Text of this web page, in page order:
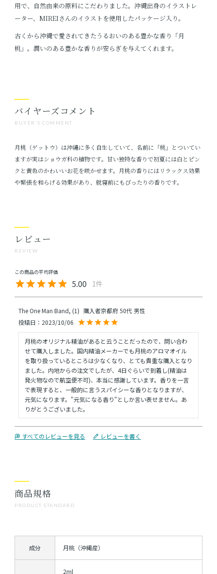
用で、自然由来の原料にこだわりました。沖縄出身のイラストレ
ーター、MIREIさんのイラストを使用したパッケージ入り。
古くから沖縄で愛されてきたうるおいのある豊かな香り「月
桃」。潤いのある豊かな香りが安らぎを与えてくれます。
BUYER'S COMMENT
バイヤーズコメント
月桃（ゲットウ）は沖縄に多く自生していて、名前に「桃」とついてい
ますが実はショウガ科の植物です。甘い独特な香りで初夏には白とピン
クと黄色のかわいいお花を咲かせます。月桃の香りにはリラックス効果
や緊張を和らげる効果があり、就寝前にもぴったりの香りです。
REVIEW
レビュー
5.00 1
The One Man Band, 1 購入者京都府50代 男性
投稿日
2023/10/06
月桃のオリジナル精油があると云うことだったので、問い合わ
せて購入しました。国内精油メーカーでも月桃のアロマオイル
を取り扱っているところは少なくなり、とても貴重な購入となり
ました。内地からの注文でしたが、4日ぐらいで到着し(精油は
発火物なので航空便不可)、本当に感謝しています。香りを一言
で表現すると、一般的に言うスパイシーな香りとなりますが、
元気になります。"元気になる香り"としか言い表せません。あ
りがとうございました。
すべてのレビューを見る レビューを書く
PRODUCT STANDARD
商品規格
成分 月桃（沖縄産）
2ml